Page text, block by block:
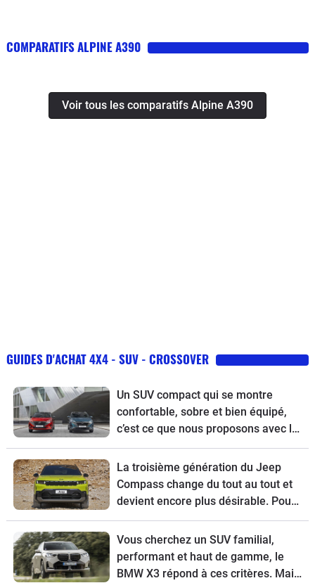
COMPARATIFS ALPINE A390
Voir tous les comparatifs Alpine A390
GUIDES D'ACHAT 4X4 - SUV - CROSSOVER
Un SUV compact qui se montre
confortable, sobre et bien équipé,
c’est ce que nous proposons avec le
guide d’achat du Nissan Qashqai
restylé.
La troisième génération du Jeep
Compass change du tout au tout et
devient encore plus désirable. Pour
tout connaître de ce modèle, voici
son guide d’achat.
Vous cherchez un SUV familial,
performant et haut de gamme, le
BMW X3 répond à ces critères. Mais